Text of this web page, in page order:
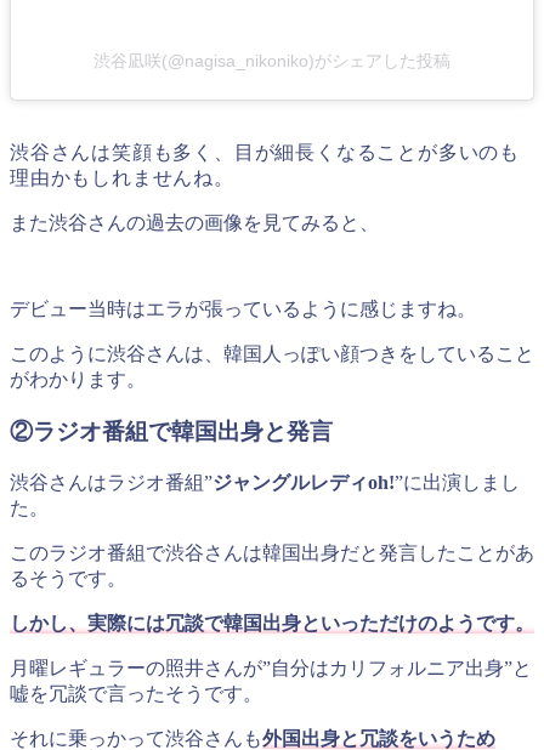
渋谷凪咲(@nagisa_nikoniko)がシェアした投稿
渋谷さんは笑顔も多く、目が細長くなることが多いのも
理由かもしれませんね。
また渋谷さんの過去の画像を見てみると、
デビュー当時はエラが張っているように感じますね。
このように渋谷さんは、韓国人っぽい顔つきをしていること
がわかります。
②ラジオ番組で韓国出身と発言
渋谷さんはラジオ番組”ジャングルレディoh!”に出演しまし
た。
このラジオ番組で渋谷さんは韓国出身だと発言したことがあ
るそうです。
しかし、実際には冗談で韓国出身といっただけのようです。
月曜レギュラーの照井さんが”自分はカリフォルニア出身”と
嘘を冗談で言ったそうです。
それに乗っかって渋谷さんも外国出身と冗談をいうため